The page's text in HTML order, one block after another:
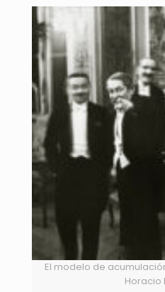
El modelo de
Horacio